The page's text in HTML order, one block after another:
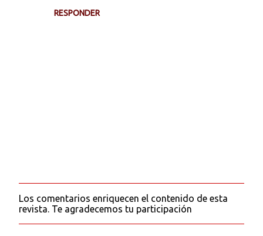
RESPONDER
P
u
b
Los comentarios enriquecen el contenido de esta
revista. Te agradecemos tu participación